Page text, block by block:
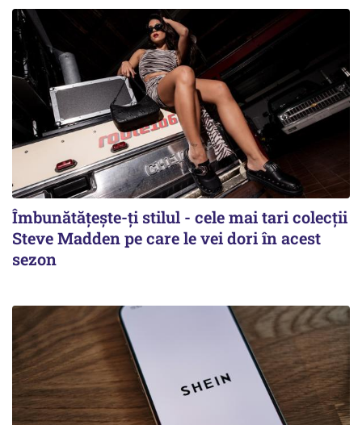
Îmbunătățește-ți stilul - cele mai tari colecții
Steve Madden pe care le vei dori în acest
sezon